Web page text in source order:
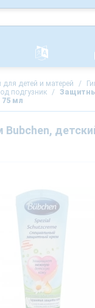
детей и матерей /
подгузник /
75 мл